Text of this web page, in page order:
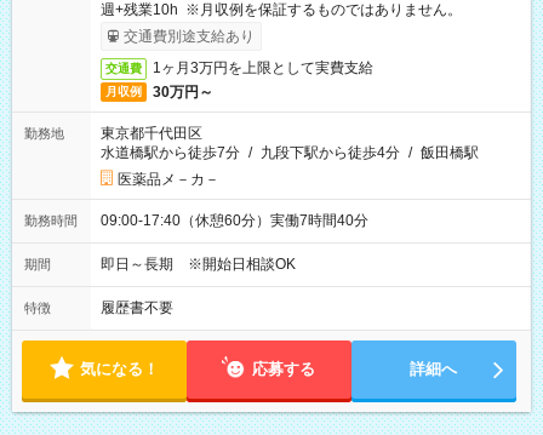
週+残業10h ※月収例を保証するものではありません。
交通費別途支給あり
交通費 1ヶ月3万円を上限として実費支給
月収例 30万円～
勤務地
東京都千代田区
水道橋駅から徒歩7分 / 九段下駅から徒歩4分 / 飯田橋駅
医薬品メ－カ－
勤務時間 09:00-17:40（休憩60分）実働7時間40分
期間 即日～長期 ※開始日相談OK
特徴 履歴書不要
気になる！ 応募する 詳細へ